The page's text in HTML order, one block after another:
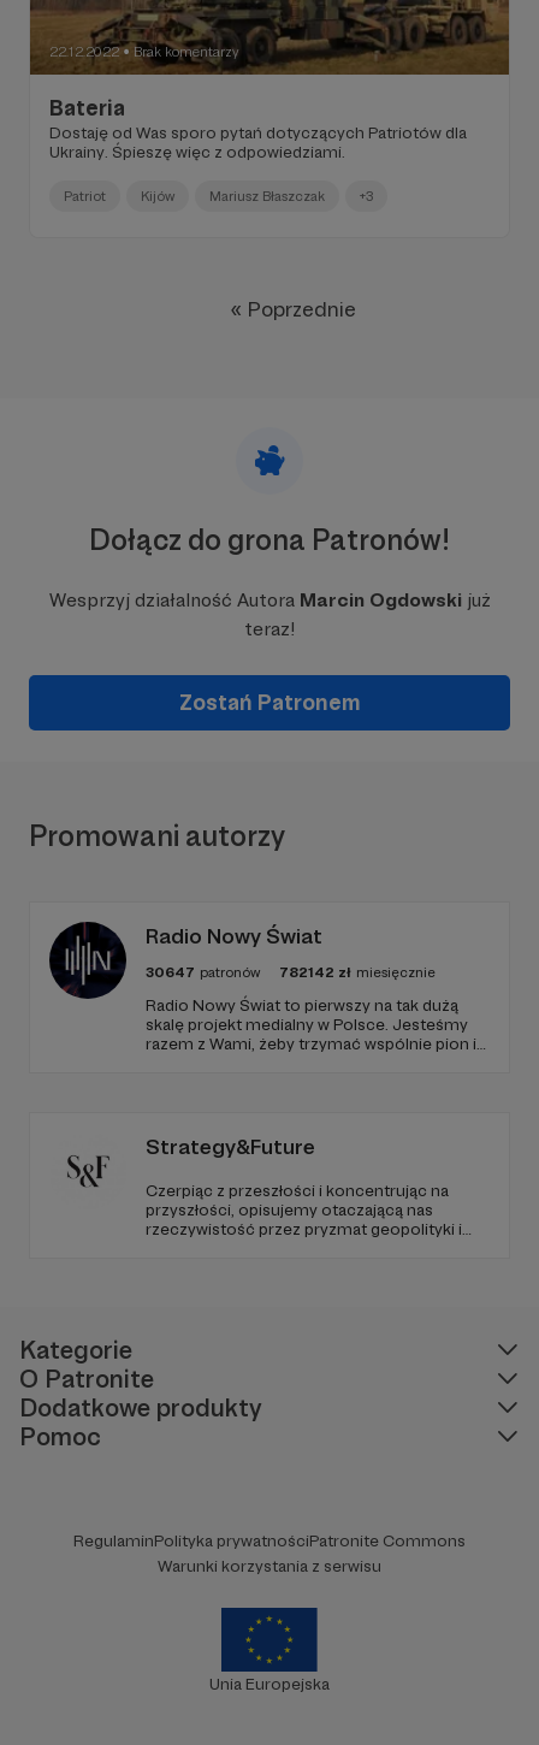
22.12.2022 ● Brak komentarzy
Bateria
Dostaję od Was sporo pytań dotyczących Patriotów dla
Ukrainy. Śpieszę więc z odpowiedziami.
Patriot Kijów Mariusz Błaszczak +3
« Poprzednie
Dołącz do grona Patronów!
Wesprzyj działalność Autora Marcin Ogdowski już
teraz!
Zostań Patronem
Promowani autorzy
Radio Nowy Świat
30647 patronów 782142 zł miesięcznie
Radio Nowy Świat to pierwszy na tak dużą
skalę projekt medialny w Polsce. Jesteśmy
razem z Wami, żeby trzymać wspólnie pion i
Strategy&Future
Czerpiąc z przeszłości i koncentrując na
przyszłości, opisujemy otaczającą nas
rzeczywistość przez pryzmat geopolityki i
Kategorie
O Patronite
Dodatkowe produkty
Pomoc
RegulaminPolityka prywatnościPatronite Commons
Warunki korzystania z serwisu
Unia Europejska